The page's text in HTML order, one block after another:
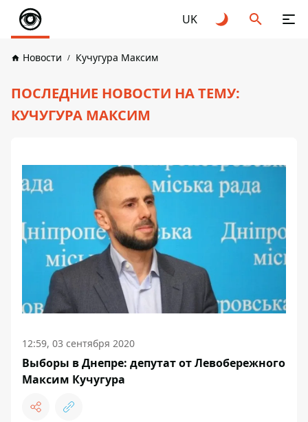
UK
Новости Кучугура Максим
ПОСЛЕДНИЕ НОВОСТИ НА ТЕМУ:
КУЧУГУРА МАКСИМ
12:59, 03 сентября 2020
Выборы в Днепре: депутат от Левобережного
Максим Кучугура